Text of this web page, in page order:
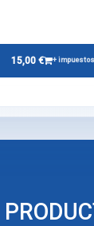
15,00 € + impuestos